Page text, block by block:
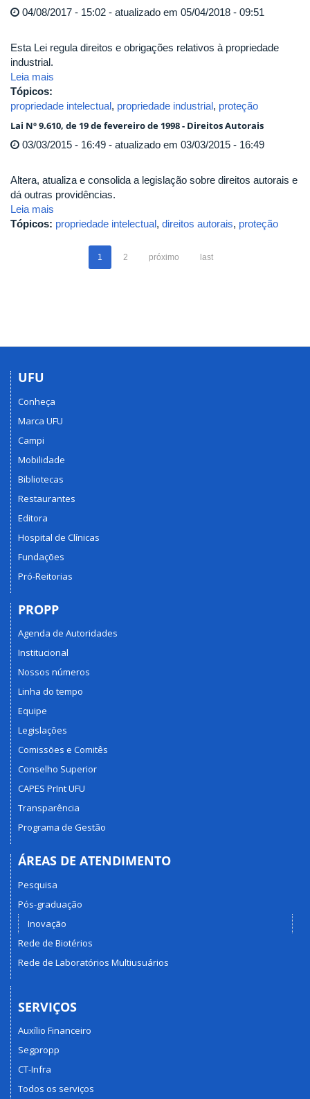
04/08/2017 - 15:02 - atualizado em 05/04/2018 - 09:51
Esta Lei regula direitos e obrigações relativos à propriedade
industrial.
Leia mais
Tópicos:
propriedade intelectual, propriedade industrial, proteção
Lai Nº 9.610, de 19 de fevereiro de 1998 - Direitos Autorais
03/03/2015 - 16:49 - atualizado em 03/03/2015 - 16:49
Altera, atualiza e consolida a legislação sobre direitos autorais e
dá outras providências.
Leia mais
Tópicos: propriedade intelectual, direitos autorais, proteção
1 2 próximo last
UFU
Conheça
Marca UFU
Campi
Mobilidade
Bibliotecas
Restaurantes
Editora
Hospital de Clínicas
Fundações
Pró-Reitorias
PROPP
Agenda de Autoridades
Institucional
Nossos números
Linha do tempo
Equipe
Legislações
Comissões e Comitês
Conselho Superior
CAPES PrInt UFU
Transparência
Programa de Gestão
ÁREAS DE ATENDIMENTO
Pesquisa
Pós-graduação
Inovação
Rede de Biotérios
Rede de Laboratórios Multiusuários
SERVIÇOS
Auxílio Financeiro
Segpropp
CT-Infra
Todos os serviços